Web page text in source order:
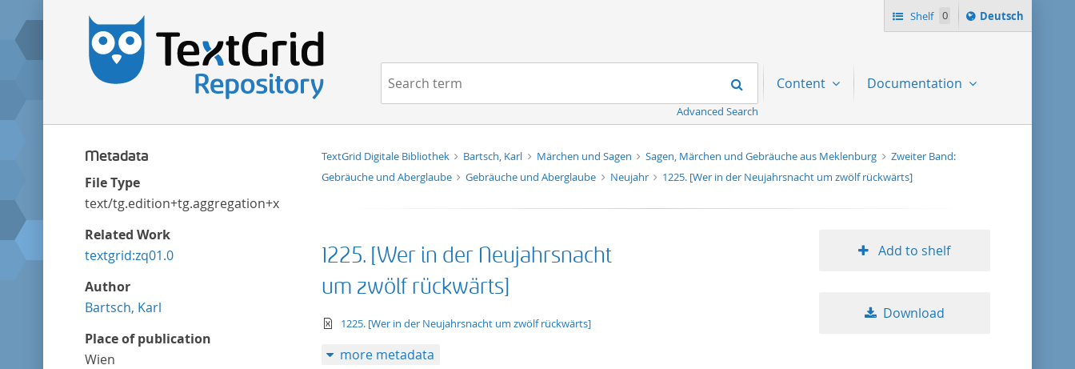
Shelf 0
Sprache
ï¿½ndern
Deutsch
Navigation Search
Advanced Search
Content Documentation
Metadata
File Type
text/tg.edition+tg.aggregation+xml
Related Work
textgrid:zq01.0
Author
Bartsch, Karl
Place of publication
Wien
TextGrid Digitale Bibliothek Bartsch, Karl Märchen und Sagen Sagen, Märchen und Gebräuche aus Meklenburg
Zweiter Band:
Gebräuche und Aberglaube
Gebräuche und Aberglaube Neujahr 1225. [Wer in der Neujahrsnacht um zwölf rückwärts]
1225. [Wer in der Neujahrsnacht
um zwölf rückwärts]
text/xml
1225. [Wer in der Neujahrsnacht um zwölf rückwärts]
Add to shelf
Download
more metadata